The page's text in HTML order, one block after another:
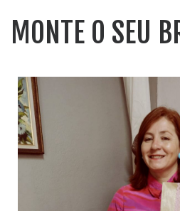
MONTE O SEU